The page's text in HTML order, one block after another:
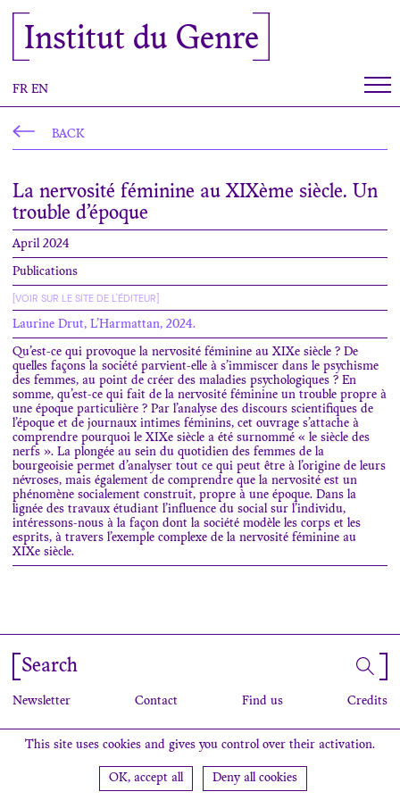
Institut du Genre
FR EN
BACK
La nervosité féminine au XIXème siècle. Un
trouble d’époque
April 2024
Publications
[VOIR SUR LE SITE DE L'ÉDITEUR]
Laurine Drut, L’Harmattan, 2024.
Qu’est-ce qui provoque la nervosité féminine au XIXe siècle ? De
quelles façons la société parvient-elle à s’immiscer dans le psychisme
des femmes, au point de créer des maladies psychologiques ? En
somme, qu’est-ce qui fait de la nervosité féminine un trouble propre à
une époque particulière ? Par l’analyse des discours scientifiques de
l’époque et de journaux intimes féminins, cet ouvrage s’attache à
comprendre pourquoi le XIXe siècle a été surnommé « le siècle des
nerfs ». La plongée au sein du quotidien des femmes de la
bourgeoisie permet d’analyser tout ce qui peut être à l’origine de leurs
névroses, mais également de comprendre que la nervosité est un
phénomène socialement construit, propre à une époque. Dans la
lignée des travaux étudiant l’influence du social sur l’individu,
intéressons-nous à la façon dont la société modèle les corps et les
esprits, à travers l’exemple complexe de la nervosité féminine au
XIXe siècle.
Search
Newsletter Contact Find us Credits
This site uses cookies and gives you control over their activation.
OK, accept all Deny all cookies